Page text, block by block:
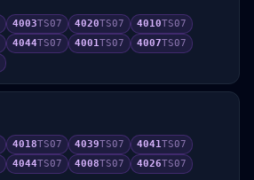
4003TS07 4020TS07 4010TS07
4044TS07 4001TS07 4007TS07
4018TS07 4039TS07 4041TS07
4044TS07 4008TS07 4026TS07